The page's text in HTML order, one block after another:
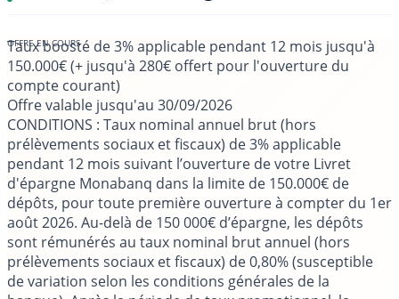
Taux boosté de 3% applicable pendant 12 mois jusqu'à
150.000€ (+ jusqu'à 280€ offert pour l'ouverture du
compte courant)
Offre valable jusqu'au 30/09/2026
CONDITIONS : Taux nominal annuel brut (hors
prélèvements sociaux et fiscaux) de 3% applicable
pendant 12 mois suivant l’ouverture de votre Livret
d'épargne Monabanq dans la limite de 150.000€ de
dépôts, pour toute première ouverture à compter du 1er
août 2026. Au-delà de 150 000€ d’épargne, les dépôts
sont rémunérés au taux nominal brut annuel (hors
prélèvements sociaux et fiscaux) de 0,80% (susceptible
de variation selon les conditions générales de la